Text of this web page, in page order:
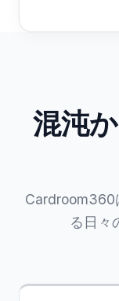
混沌
Cardroom360
る日々